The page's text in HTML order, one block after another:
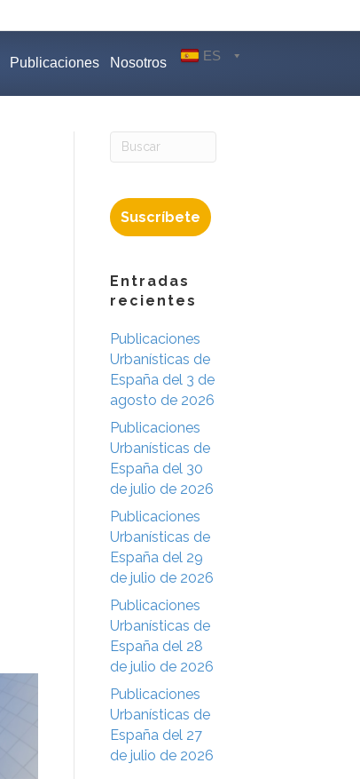
Publicaciones Nosotros ES
Suscríbete
Entradas
recientes
Publicaciones
Urbanísticas de
España del 3 de
agosto de 2026
Publicaciones
Urbanísticas de
España del 30
de julio de 2026
Publicaciones
Urbanísticas de
España del 29
de julio de 2026
Publicaciones
Urbanísticas de
España del 28
de julio de 2026
Publicaciones
Urbanísticas de
España del 27
de julio de 2026